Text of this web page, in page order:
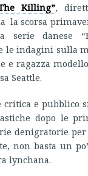
Killing”,
la scorsa
serie danese
le indagini sulla
e ragazza
Seattle.
critica e pubblico
dopo le
denigratorie
non basta un
lynchana.